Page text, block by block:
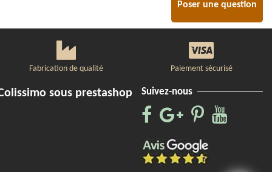
Poser une question
Fabrication de qualité Paiement sécurisé
sous prestashop Suivez-nous